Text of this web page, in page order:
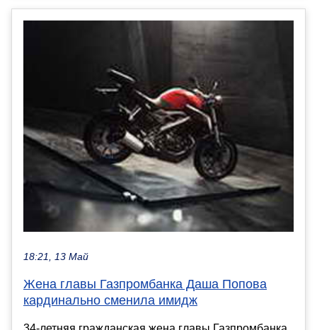
18:21, 13 Май
Жена главы Газпромбанка Даша Попова
кардинально сменила имидж